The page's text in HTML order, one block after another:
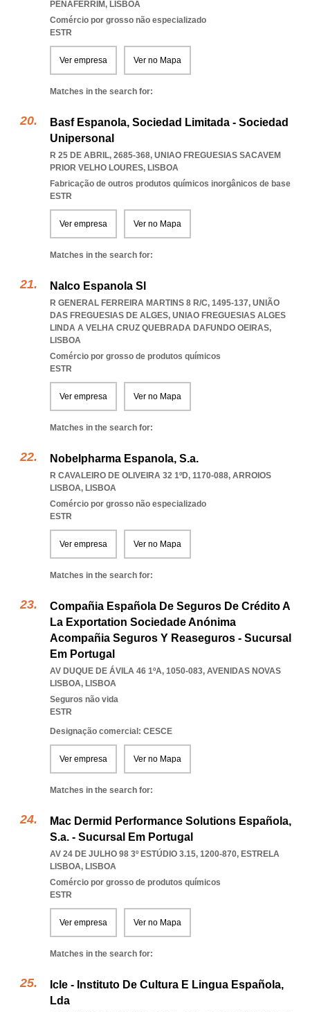
PENAFERRIM, LISBOA
Comércio por grosso não especializado
ESTR
Ver empresa Ver no Mapa
Matches in the search for:
Basf Espanola, Sociedad Limitada - Sociedad
Unipersonal
R 25 DE ABRIL, 2685-368, UNIAO FREGUESIAS SACAVEM
PRIOR VELHO LOURES, LISBOA
Fabricação de outros produtos químicos inorgânicos de base
ESTR
Ver empresa Ver no Mapa
Matches in the search for:
Nalco Espanola Sl
R GENERAL FERREIRA MARTINS 8 R/C, 1495-137, UNIÃO
DAS FREGUESIAS DE ALGES, UNIAO FREGUESIAS ALGES
LINDA A VELHA CRUZ QUEBRADA DAFUNDO OEIRAS,
LISBOA
Comércio por grosso de produtos químicos
ESTR
Ver empresa Ver no Mapa
Matches in the search for:
Nobelpharma Espanola, S.a.
R CAVALEIRO DE OLIVEIRA 32 1ºD, 1170-088, ARROIOS
LISBOA, LISBOA
Comércio por grosso não especializado
ESTR
Ver empresa Ver no Mapa
Matches in the search for:
Compañia Española De Seguros De Crédito A
La Exportation Sociedade Anónima
Acompañia Seguros Y Reaseguros - Sucursal
Em Portugal
AV DUQUE DE ÁVILA 46 1ºA, 1050-083, AVENIDAS NOVAS
LISBOA, LISBOA
Seguros não vida
ESTR
Designação comercial: CESCE
Ver empresa Ver no Mapa
Matches in the search for:
Mac Dermid Performance Solutions Española,
S.a. - Sucursal Em Portugal
AV 24 DE JULHO 98 3º ESTÚDIO 3.15, 1200-870, ESTRELA
LISBOA, LISBOA
Comércio por grosso de produtos químicos
ESTR
Ver empresa Ver no Mapa
Matches in the search for:
Icle - Instituto De Cultura E Lingua Española,
Lda